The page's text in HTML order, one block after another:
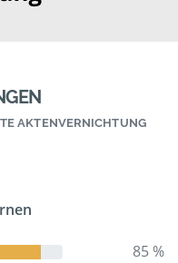
AKTENVERNICHTUNG
85 %